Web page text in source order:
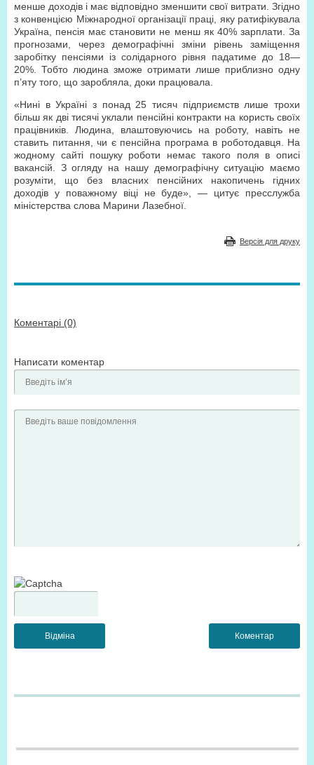
менше доходів і має відповідно зменшити свої витрати. Згідно
з конвенцією Міжнародної організації праці, яку ратифікувала
Україна, пенсія має становити не менш як 40% зарплати. За
прогнозами, через демографічні зміни рівень заміщення
заробітку пенсіями із солідарного рівня падатиме до 18—
20%. Тобто людина зможе отримати лише приблизно одну
п’яту того, що заробляла, доки працювала.
«Нині в Україні з понад 25 тисяч підприємств лише трохи
більш як дві тисячі уклали пенсійні контракти на користь своїх
працівників. Людина, влаштовуючись на роботу, навіть не
ставить питання, чи є пенсійна програма в роботодавця. На
жодному сайті пошуку роботи немає такого поля в описі
вакансій. З огляду на нашу демографічну ситуацію маємо
розуміти, що без власних пенсійних накопичень гідних
доходів у поважному віці не буде», — цитує пресслужба
міністерства слова Марини Лазебної.
Версія для друку
Коментарі (0)
Написати коментар